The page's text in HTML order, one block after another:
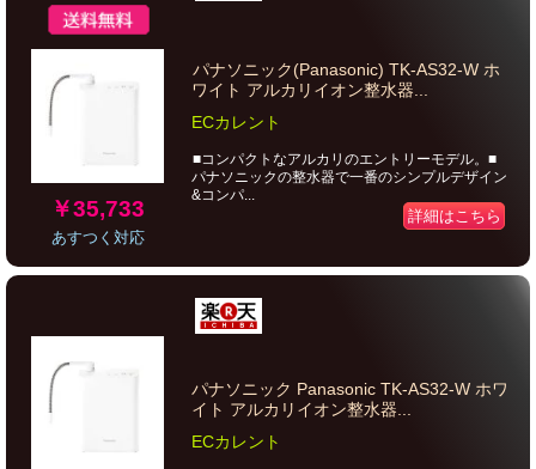
￥35,733
あすつく対応
パナソニック(Panasonic) TK-AS32-W ホ
ワイト アルカリイオン整水器...
ECカレント
■コンパクトなアルカリのエントリーモデル。■
パナソニックの整水器で一番のシンプルデザイン
&コンパ...
詳細はこちら
パナソニック Panasonic TK-AS32-W ホワ
イト アルカリイオン整水器...
ECカレント